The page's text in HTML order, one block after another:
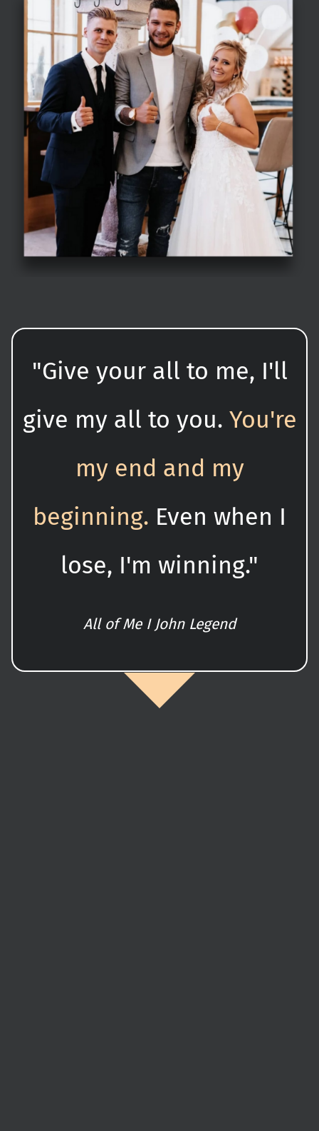
"Give your all to me, I'll
give my all to you. You're
my end and my
beginning. Even when I
lose, I'm winning."
All of Me I John Legend